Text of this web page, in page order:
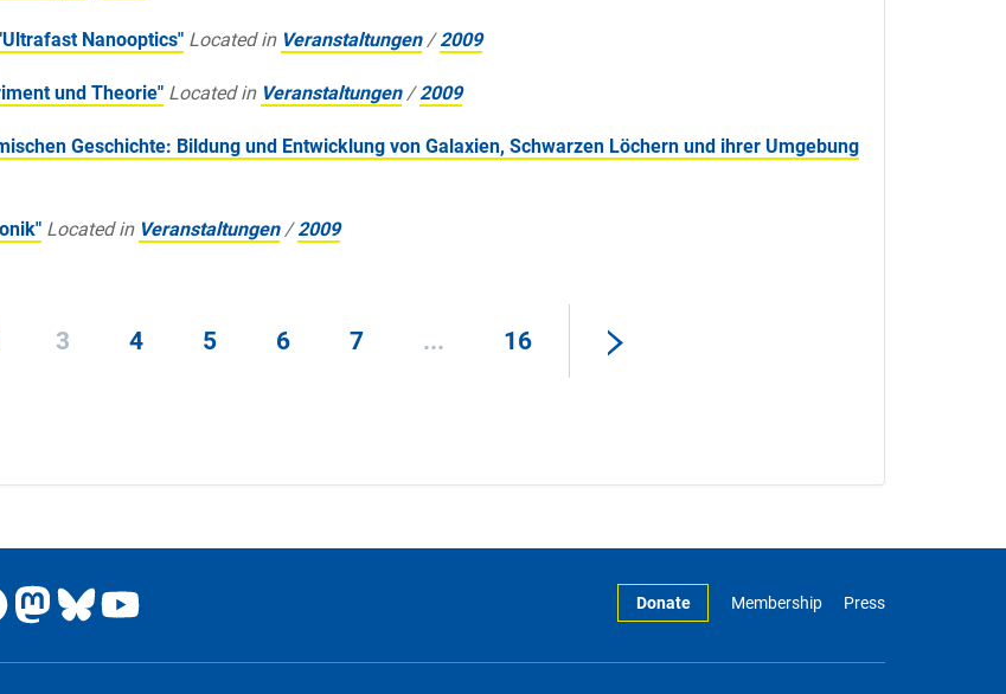
Nanooptics" Located in Veranstaltungen /2009
und Theorie" Located in Veranstaltungen /2009
Geschichte: Bildung und Entwicklung von Galaxien, Schwarzen Löchern und ihrer Umgebung
Located in Veranstaltungen /2009
3 4 5 6 7 ... 16
Donate Membership Press